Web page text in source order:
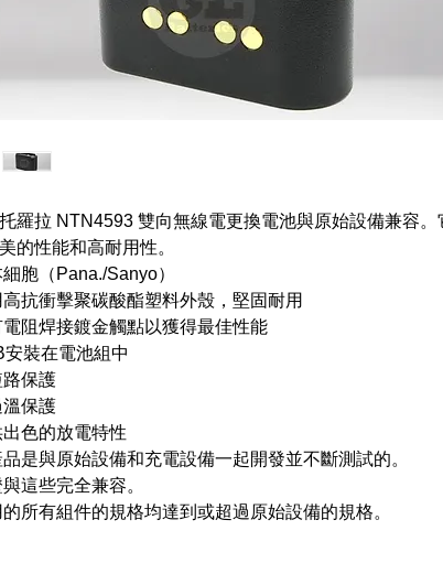
羅拉 NTN4593 雙向無線電更換電池與原始設備兼容。
的性能和高耐用性。
細胞（Pana./Sanyo）
抗衝擊聚碳酸酯塑料外殼，堅固耐用
阻焊接鍍金觸點以獲得最佳性能
安裝在電池組中
保護
保護
色的放電特性
是與原始設備和充電設備一起開發並不斷測試的。
這些完全兼容。
所有組件的規格均達到或超過原始設備的規格。